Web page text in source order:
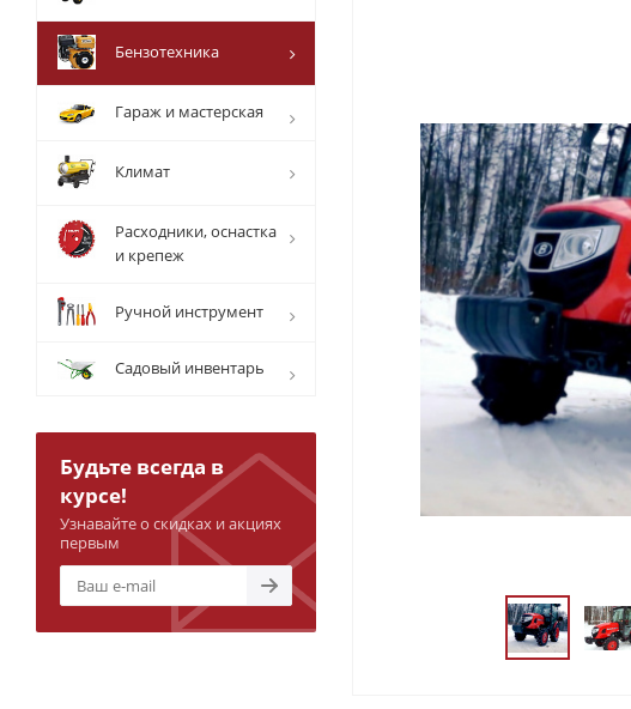
Бензотехника
Гараж и мастерская
Климат
Расходники, оснастка
и крепеж
Ручной инструмент
Садовый инвентарь
Будьте всегда в
курсе!
Узнавайте о скидках и акциях
первым